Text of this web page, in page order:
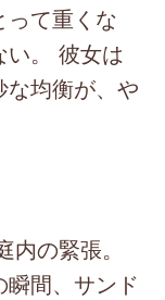
って重くな
い。 彼女は
均衡が、や
の緊張。
間、サンド